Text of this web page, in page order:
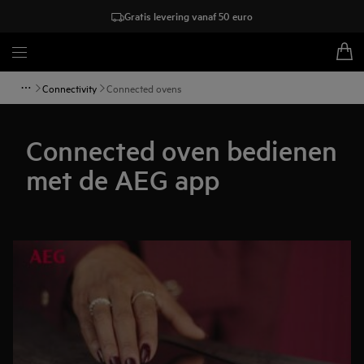
Gratis levering vanaf 50 euro
Connectivity Connected ovens
Connected oven bedienen
met de AEG app